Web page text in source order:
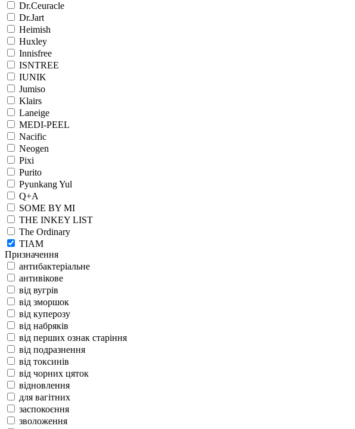
Dr.Ceuracle
Dr.Jart
Heimish
Huxley
Innisfree
ISNTREE
IUNIK
Jumiso
Klairs
Laneige
MEDI-PEEL
Nacific
Neogen
Pixi
Purito
Pyunkang Yul
Q+A
SOME BY MI
THE INKEY LIST
The Ordinary
TIAM
Призначення
антибактеріальне
антивікове
від вугрів
від зморшок
від куперозу
від набряків
від перших ознак старіння
від подразнення
від токсинів
від чорних цяток
відновлення
для вагітних
заспокоєння
зволоження